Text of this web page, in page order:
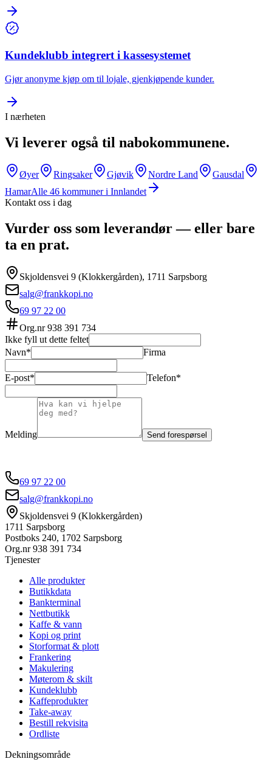
Kundeklubb integrert i kassesystemet
Gjør anonyme kjøp om til lojale, gjenkjøpende kunder.
I nærheten
Vi leverer også til nabokommunene.
Øyer Ringsaker Gjøvik Nordre Land
Gausdal
HamarAlle 46 kommuner i Innlandet
Kontakt oss i dag
Vurder oss som leverandør — eller bare
ta en prat.
Skjoldensvei 9 (Klokkergården), 1711 Sarpsborg
salg@frankkopi.no
69 97 22 00
Org.nr938 391 734
Ikke fyll ut dette feltet
Navn*
Firma
E-post* Telefon*
Melding Send forespørsel
69 97 22 00
salg@frankkopi.no
Skjoldensvei 9 (Klokkergården)
1711 Sarpsborg
Postboks 240, 1702 Sarpsborg
Org.nr938 391 734
Tjenester
Alle produkter
Butikkdata
Bankterminal
Nettbutikk
Kaffe & vann
Kopi og print
Storformat & plott
Frankering
Makulering
Møterom & skilt
Kundeklubb
Kaffeprodukter
Take-away
Bestill rekvisita
Ordliste
Dekningsområde